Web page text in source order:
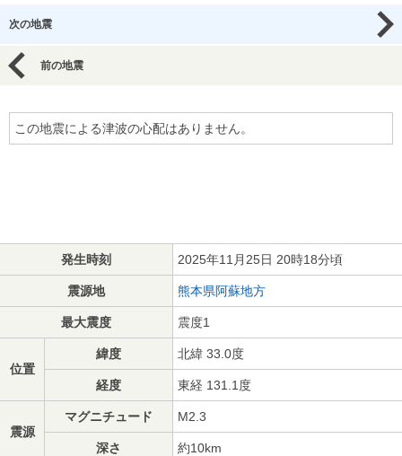
次の地震
前の地震
この地震による津波の心配はありません。
発生時刻 2025年11月25日 20時18分頃
震源地 熊本県阿蘇地方
最大震度 震度1
位置
緯度 北緯 33.0度
経度 東経 131.1度
震源
マグニチュード M2.3
深さ 約10km